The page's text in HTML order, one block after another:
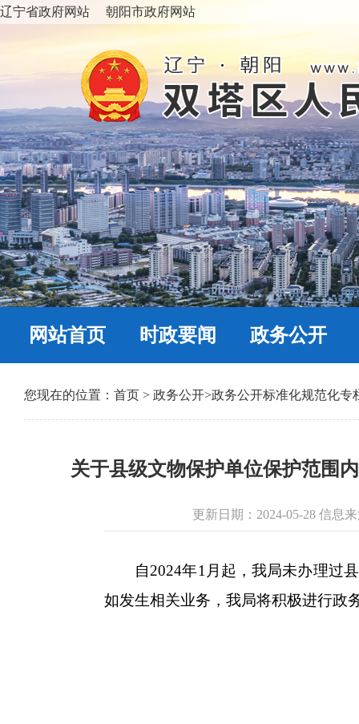
辽宁省政府网站 朝阳市政府网站
网站首页 时政要闻 政务公开
您现在的位置： 首页 > 政务公开>政务公开标准化规范化专
关于县级文物保护单位保护范围
更新日期：2024-05-28 信息
自2024年1月起，我局未办理过县
如发生相关业务，我局将积极进行政